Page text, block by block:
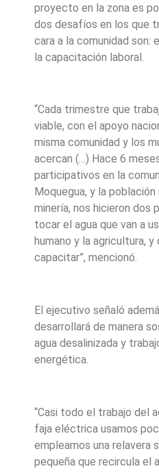
proyecto en la zona es
dos desafíos en los que
cara a la comunidad son:
la capacitación laboral.
“Cada trimestre que
viable, con el apoyo
misma comunidad y los
acercan (…) Hace 6
participativos en la
Moquegua, y la
minería, nos hicieron dos
tocar el agua que van a
humano y la agricultura,
capacitar”, mencionó.
El ejecutivo señaló
desarrollará de manera
agua desalinizada y
energética.
“Casi todo el trabajo del
faja eléctrica usamos
empleamos una relavera
pequeña que recircula el